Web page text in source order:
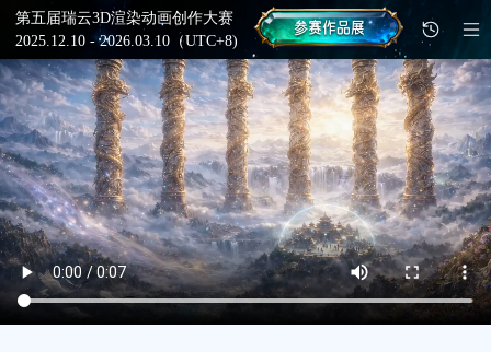
第五届瑞云3D渲染动画创作大赛
2025.12.10 - 2026.03.10（UTC+8)